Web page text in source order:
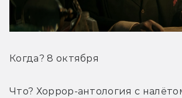
Когда? 8 октября
Что? Хоррор-антология с